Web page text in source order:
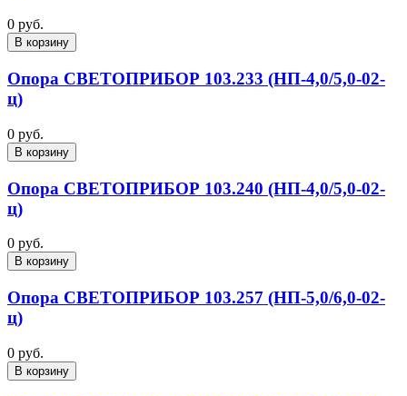
0 руб.
В корзину
Опора СВЕТОПРИБОР 103.233 (НП-4,0/5,0-02-
ц)
0 руб.
В корзину
Опора СВЕТОПРИБОР 103.240 (НП-4,0/5,0-02-
ц)
0 руб.
В корзину
Опора СВЕТОПРИБОР 103.257 (НП-5,0/6,0-02-
ц)
0 руб.
В корзину